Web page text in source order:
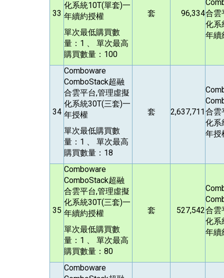
33
化系統10T(單套)一
年續約授權
單次最低購買數
量：1 、 單次最高
購買數量：100
套 96,334合雲
化系
年續
34
Comboware
ComboStack超融
合雲平台,管理虛擬
化系統30T(三套)一
年授權
單次最低購買數
量：1 、 單次最高
購買數量：18
套 2,637,711 合雲
化系
年授
35
Comboware
ComboStack超融
合雲平台,管理虛擬
化系統30T(三套)一
年續約授權
單次最低購買數
量：1 、 單次最高
購買數量：80
套 527,542合雲
化系
年續
Comboware